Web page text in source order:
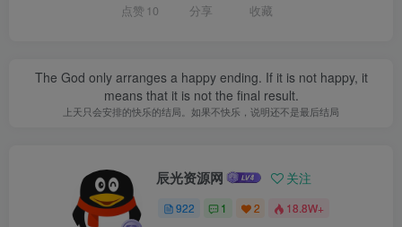
点赞 10 分享 收藏
The God only arranges a happy ending. If it is not happy, it
means that it is not the final result.
上天只会安排的快乐的结局。如果不快乐，说明还不是最后结局
辰光资源网 关注
922 1 2 18.8W+